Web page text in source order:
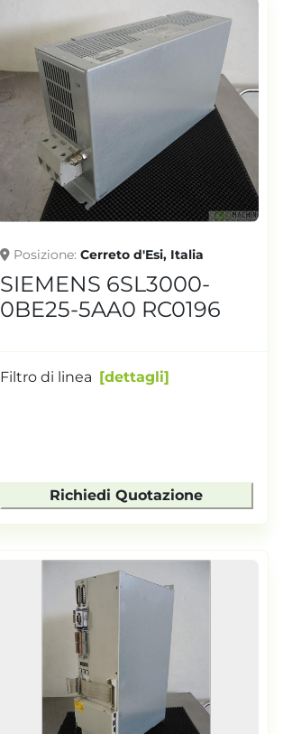
Posizione Cerreto d'Esi, Italia
SIEMENS 6SL3000-
0BE25-5AA0 RC0196
Filtro di linea dettagli
Richiedi Quotazione